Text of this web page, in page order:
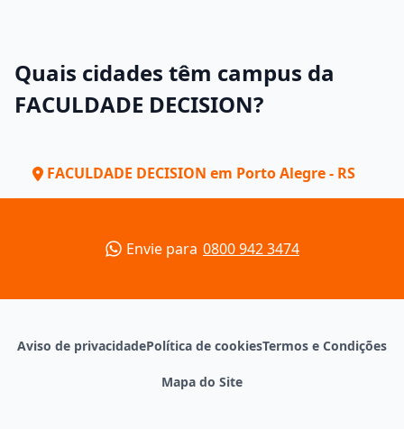
Quais cidades têm campus da
FACULDADE DECISION?
FACULDADE DECISION em Porto Alegre - RS
Envie para 0800 942 3474
Aviso de privacidadePolítica de cookiesTermos e Condições
Mapa do Site